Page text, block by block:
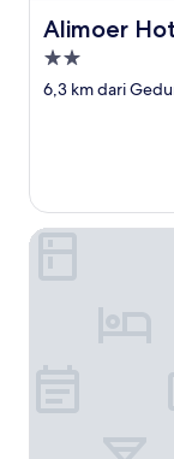
Alimoer
Alimoer Hotel
Properti
bintang
6,3 km dari
Omber Inn